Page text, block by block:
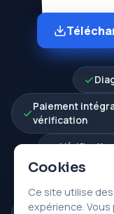
Paiement
vérification
Cookies
Ce site utilise
expérience.